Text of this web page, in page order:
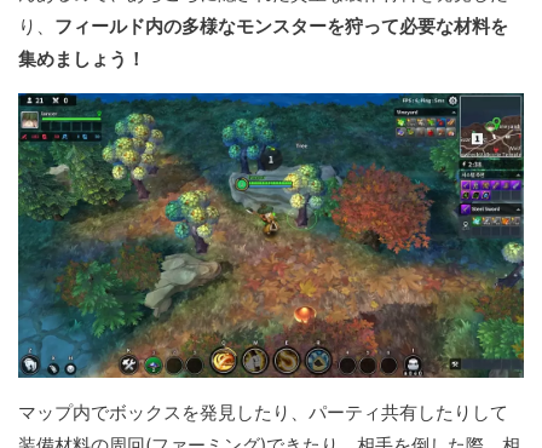
り、 フィールド内の多様なモンスターを狩って必要な材料を
集めましょう！
マップ内でボックスを発見したり、パーティ共有したりして